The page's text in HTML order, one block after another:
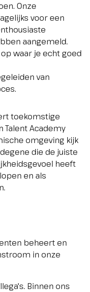
Onze
voor een
aangemeld.
waar je echt goed
van
toekomstige
Talent Academy
omgeving kijk
die de juiste
heeft
en als
beheert en
in onze
Binnen ons